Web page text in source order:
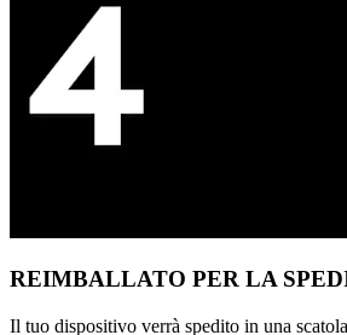
REIMBALLATO PER LA
Il tuo dispositivo verrà spedito in una